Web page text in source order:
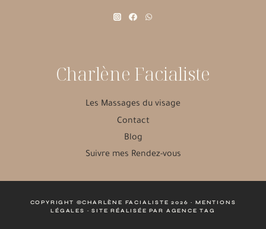
Charlène Facialiste
Les Massages du visage
Contact
Blog
Suivre mes Rendez-vous
COPYRIGHT ©CHARLÈNE FACIALISTE 2026 · MENTIONS
LÉGALES · SITE RÉALISÉE PAR AGENCE TAG